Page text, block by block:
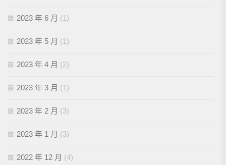
2023 年 6 月 (1)
2023 年 5 月 (1)
2023 年 4 月 (2)
2023 年 3 月 (1)
2023 年 2 月 (3)
2023 年 1 月 (3)
2022 年 12 月 (4)